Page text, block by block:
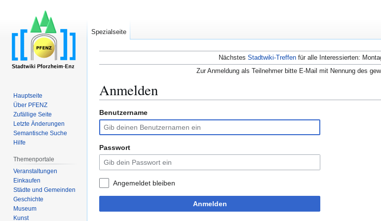
Nächstes Stadtwiki-Treffen für alle Interessierten:
Zur Anmeldung als Teilnehmer bitte E-Mail mit Nennung des
Anmelden
Zur
Navigation
springen
Zur
Suche
springen
Benutzername
Passwort
Angemeldet bleiben
Anmelden
Spezialseite
Hauptseite
Über PFENZ
Zufällige Seite
Letzte Änderungen
Semantische Suche
Hilfe
Themenportale
Veranstaltungen
Einkaufen
Städte und Gemeinden
Geschichte
Museum
Kunst